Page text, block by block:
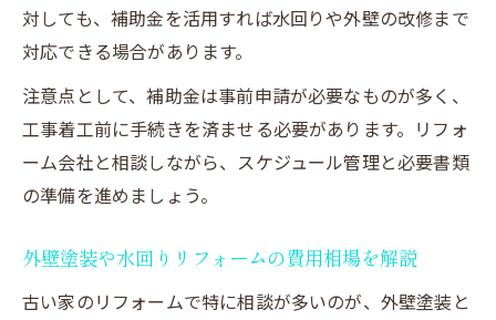
対しても、補助金を活用すれば水回りや外壁の改修まで
対応できる場合があります。
注意点として、補助金は事前申請が必要なものが多く、
工事着工前に手続きを済ませる必要があります。リフォ
ーム会社と相談しながら、スケジュール管理と必要書類
の準備を進めましょう。
外壁塗装や水回りリフォームの費用相場を解説
古い家のリフォームで特に相談が多いのが、外壁塗装と